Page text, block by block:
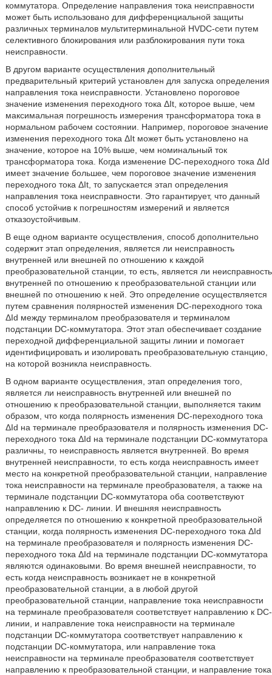
коммутатора. Определение направления тока неисправности
может быть использовано для дифференциальной защиты
различных терминалов мультитерминальной HVDC-сети путем
селективного блокирования или разблокирования пути тока
неисправности.
В другом варианте осуществления дополнительный
предварительный критерий установлен для запуска определения
направления тока неисправности. Установлено пороговое
значение изменения переходного тока ΔIt, которое выше, чем
максимальная погрешность измерения трансформатора тока в
нормальном рабочем состоянии. Например, пороговое значение
изменения переходного тока ΔIt может быть установлено на
значение, которое на 10% выше, чем номинальный ток
трансформатора тока. Когда изменение DC-переходного тока ΔId
имеет значение большее, чем пороговое значение изменения
переходного тока ΔIt, то запускается этап определения
направления тока неисправности. Это гарантирует, что данный
способ устойчив к погрешностям измерений и является
отказоустойчивым.
В еще одном варианте осуществления, способ дополнительно
содержит этап определения, является ли неисправность
внутренней или внешней по отношению к каждой
преобразовательной станции, то есть, является ли неисправность
внутренней по отношению к преобразовательной станции или
внешней по отношению к ней. Это определение осуществляется
путем сравнения полярностей изменения DC-переходного тока
ΔId между терминалом преобразователя и терминалом
подстанции DC-коммутатора. Этот этап обеспечивает создание
переходной дифференциальной защиты линии и помогает
идентифицировать и изолировать преобразовательную станцию,
на которой возникла неисправность.
В одном варианте осуществления, этап определения того,
является ли неисправность внутренней или внешней по
отношению к преобразовательной станции, выполняется таким
образом, что когда полярность изменения DC-переходного тока
ΔId на терминале преобразователя и полярность изменения DC-
переходного тока ΔId на терминале подстанции DC-коммутатора
различны, то неисправность является внутренней. Во время
внутренней неисправности, то есть когда неисправность имеет
место на конкретной преобразовательной станции, направление
тока неисправности на терминале преобразователя, а также на
терминале подстанции DC-коммутатора оба соответствуют
направлению к DC- линии. И внешняя неисправность
определяется по отношению к конкретной преобразовательной
станции, когда полярность изменения DC-переходного тока ΔId
на терминале преобразователя и полярность изменения DC-
переходного тока ΔId на терминале подстанции DC-коммутатора
являются одинаковыми. Во время внешней неисправности, то
есть когда неисправность возникает не в конкретной
преобразовательной станции, а в любой другой
преобразовательной станции, направление тока неисправности
на терминале преобразователя соответствует направлению к DC-
линии, и направление тока неисправности на терминале
подстанции DC-коммутатора соответствует направлению к
подстанции DC-коммутатора, или направление тока
неисправности на терминале преобразователя соответствует
направлению к преобразовательной станции, и направление тока